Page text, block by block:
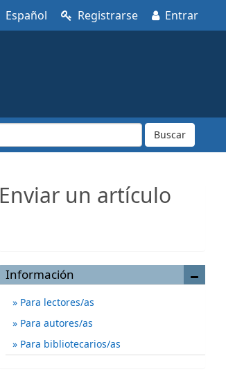
Español Registrarse Entrar
Buscar
Enviar un artículo
Información
Para lectores/as
Para autores/as
Para bibliotecarios/as